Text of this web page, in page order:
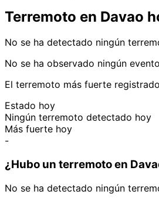
Terremoto en Davao
No se ha detectado ningún
No se ha observado ningún
El terremoto más fuerte
Estado hoy
Ningún terremoto detectado hoy
Más fuerte hoy
-
¿Hubo un terremoto en
No se ha detectado ningún